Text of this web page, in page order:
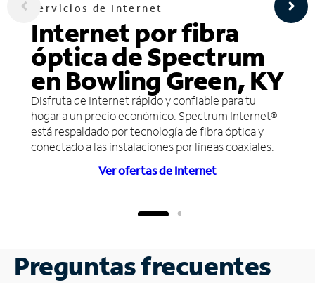
Servicios de Internet
Internet por fibra
óptica de Spectrum
en Bowling Green, KY
Disfruta de Internet rápido y confiable para tu
hogar a un precio económico. Spectrum Internet®
está respaldado por tecnología de fibra óptica y
conectado a las instalaciones por líneas coaxiales.
Ver ofertas de Internet
Preguntas frecuentes